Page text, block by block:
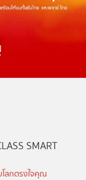
SMART
ลกตรงใจคุณ